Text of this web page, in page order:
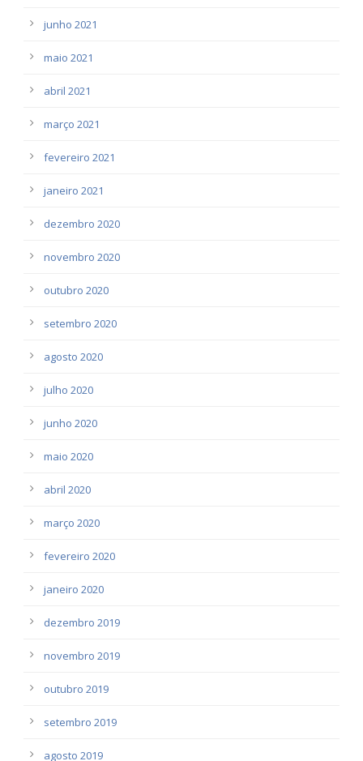
junho 2021
maio 2021
abril 2021
março 2021
fevereiro 2021
janeiro 2021
dezembro 2020
novembro 2020
outubro 2020
setembro 2020
agosto 2020
julho 2020
junho 2020
maio 2020
abril 2020
março 2020
fevereiro 2020
janeiro 2020
dezembro 2019
novembro 2019
outubro 2019
setembro 2019
agosto 2019